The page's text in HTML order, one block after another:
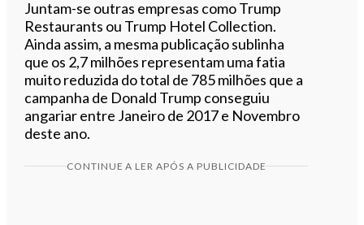
Juntam-se outras empresas como Trump
Restaurants ou Trump Hotel Collection.
Ainda assim, a mesma publicação sublinha
que os 2,7 milhões representam uma fatia
muito reduzida do total de 785 milhões que a
campanha de Donald Trump conseguiu
angariar entre Janeiro de 2017 e Novembro
deste ano.
CONTINUE A LER APÓS A PUBLICIDADE